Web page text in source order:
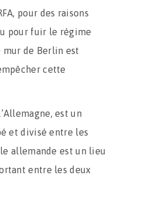
pour des raisons
pour fuir le régime
mur de Berlin est
cette
est un
et divisé entre les
allemande est un lieu
entre les deux